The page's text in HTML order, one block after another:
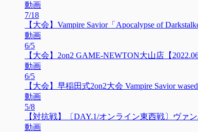
動画
7/18
【大会】Vampire Savior「Apocalypse of
動画
6/5
【大会】2on2 GAME-NEWTON大山店【
動画
6/5
【大会】早稲田式2on2大会 Vampire Savior
動画
5/8
【対抗戦】〔DAY.1/オンライン東西戦〕ヴァ
動画